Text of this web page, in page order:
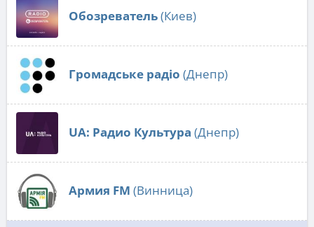
Обозреватель(Киев)
Громадське радіо (Днепр)
UA: Радио Культура (Днепр)
Армия FM (Винница)